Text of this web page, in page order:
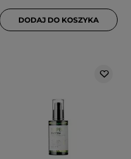
DODAJ DO KOSZYKA